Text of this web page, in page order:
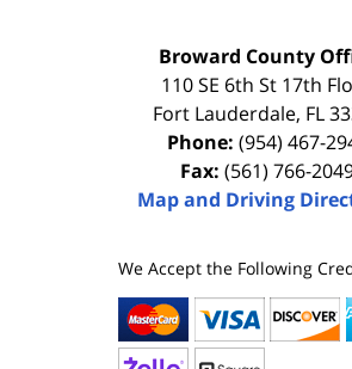
Broward County
110 SE 6th St 17th
Fort Lauderdale, FL
Phone: (954) 467-
Fax: (561) 766-
Map and Driving
We Accept the Following